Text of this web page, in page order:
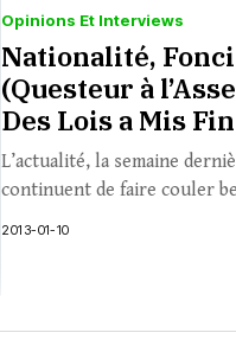
Opinions Et Interviews
Nationalité,
(Questeur à
Des Lois a Mis
L’actualité, la semaine
continuent de faire couler
2013-01-10